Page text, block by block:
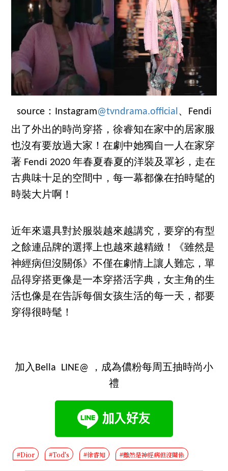
source：Instagram@tvndrama.official 、Fendi
出了外出的時尚穿搭，徐睿知在家中的居家服
也沒有要放過大家！在劇中她獨自一人在家穿
著 Fendi 2020 年春夏春夏的洋裝及罩衫，走在
古典味十足的空間中，每一幕都像在拍時髦的
時裝大片啊！
近年來還具對於服裝越來越講究，要穿的有型
之餘連品牌的選擇上也越來越精緻！《雖然是
神經病但沒關係》不僅在劇情上讓人難忘，單
品得穿搭更像是一本穿搭活字典，女主角的生
活也像是在告訴每個女孩生活的每一天，都要
穿得很時髦！
加入Bella LINE@ ，成為儂粉每周五抽時尚小
禮
#Dior #Tod's #徐睿知 #雖然是神經病但沒關係